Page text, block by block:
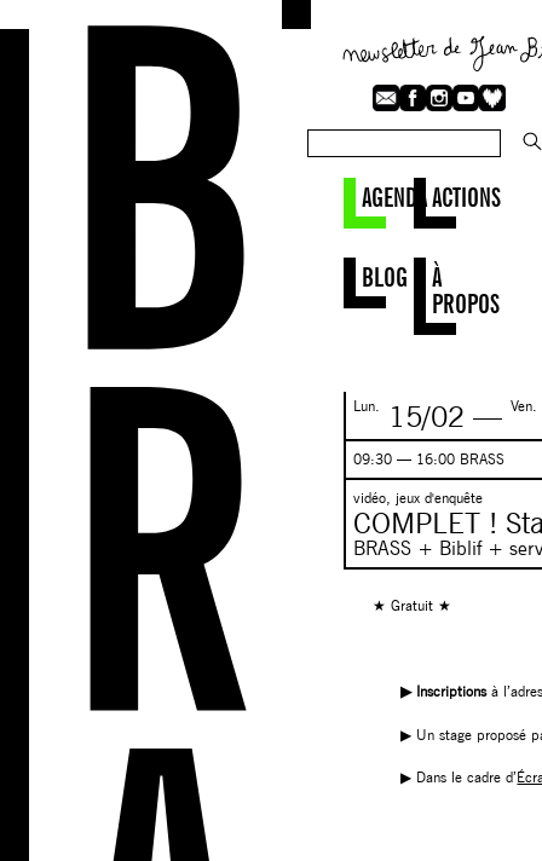
AGENDAACTIONS
BLOG
À
PROPOS
Lun. 15/02 — Ven.
09:30 — 16:00 BRASS
vidéo, jeux d'enquête
COMPLET !
BRASS + Biblif +
★ Gratuit ★
▶︎ Inscriptionsà
▶︎ Un stage proposé
▶︎ Dans le cadre d’